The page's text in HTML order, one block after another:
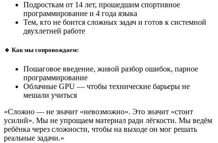
Подросткам от 14 лет, прошедшим спортивное
программирование и 4 года языка
Тем, кто не боится сложных задач и готов к системной
двухлетней работе
🔹 Как мы сопровождаем:
Пошаговое введение, живой разбор ошибок, парное
программирование
Облачные GPU — чтобы технические барьеры не
мешали учиться
«Сложно — не значит «невозможно». Это значит «стоит
усилий». Мы не упрощаем материал ради лёгкости. Мы ведём
ребёнка через сложности, чтобы на выходе он мог решать
реальные задачи.»